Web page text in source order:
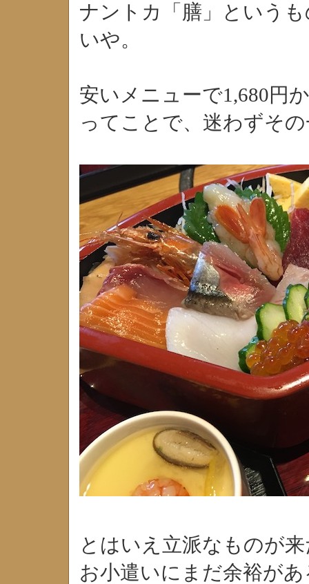
ナントカ「膳」という
いや。
安いメニューで1,680円
ってことで、迷わずそ
とはいえ立派なものが
お小遣いにまだ余裕が